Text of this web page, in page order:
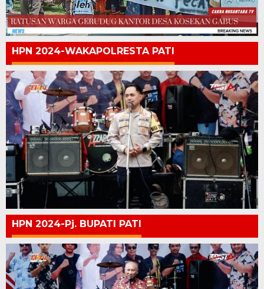
HPN 2024-WAKAPOLRESTA PATI
HPN 2024-Pj. BUPATI PATI